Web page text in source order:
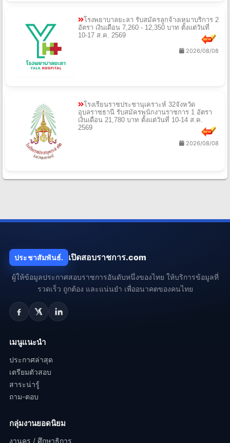
โรงพยาบาลยะลา รับสมัครลูกจ้างเหมาบริการ 2
อัตรา เงินเดือน 7,260 - 12,350 บาท ตั้งแต่วันที่
10-17 ส.ค. 2569
2026/08/08
โรงเรียนราชประชานุเคราะห์ 32จังหวัด
อุบลราชธานี รับสมัครพนักงานราชการ 1 อัตรา
เงินเดือน 21,780 บาท ตั้งแต่วันที่ 10-14 ส.ค.
2569
2026/08/08
ประชาสัมพันธ์. เปิดสอบราชการ.com
ผู้ให้ข้อมูลประกาศสอบราชการอันดับหนึ่งของไทย ให้บริการข้อมูลที่
รวดเร็ว ถูกต้อง และแน่นยำ เพื่ออนาคตของคนไทย
เมนูแนะนำ
ประกาศล่าสุด
เตรียมตัวสอบ
สาระน่ารู้
ถาม-ตอบ
กลุ่มงานยอดนิยม
งานครู / ศึกษาธิการ